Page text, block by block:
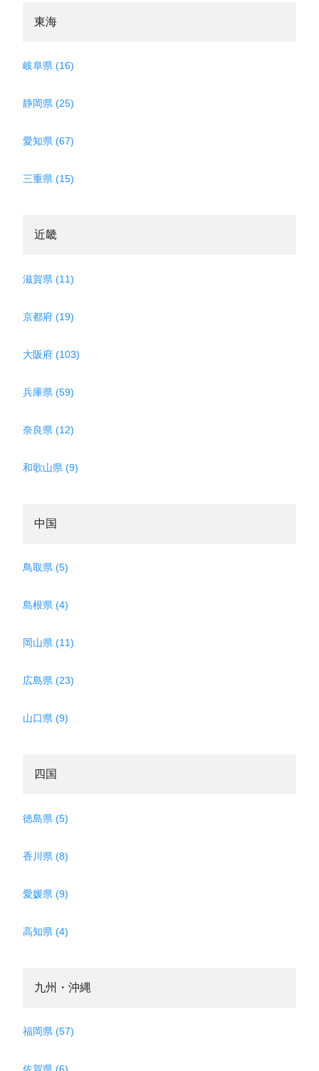
東海
岐阜県 (16)
静岡県 (25)
愛知県 (67)
三重県 (15)
近畿
滋賀県 (11)
京都府 (19)
大阪府 (103)
兵庫県 (59)
奈良県 (12)
和歌山県 (9)
中国
鳥取県 (5)
島根県 (4)
岡山県 (11)
広島県 (23)
山口県 (9)
四国
徳島県 (5)
香川県 (8)
愛媛県 (9)
高知県 (4)
九州・沖縄
福岡県 (57)